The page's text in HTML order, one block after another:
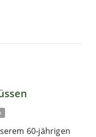
60-jährigen